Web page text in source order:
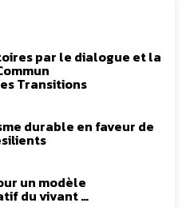
par le dialogue et la
Transitions
durable en faveur de
un modèle
du vivant …